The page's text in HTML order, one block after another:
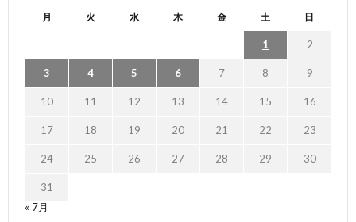
月 火 水 木 金 土 日
1 2
3 4 5 6 7 8 9
10 11 12 13 14 15 16
17 18 19 20 21 22 23
24 25 26 27 28 29 30
31
« 7月